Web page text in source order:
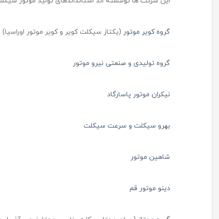
گروه کویر موتور (یکتاز سیکلت کویر و کویر موتور اوراسیا)
گروه تولیدی و صنعتی نیرو موتور
نیکران موتور پاسارگاد
بهرو سیکلت و سرعت سیکلت
شاهین موتور
دینو موتور قم